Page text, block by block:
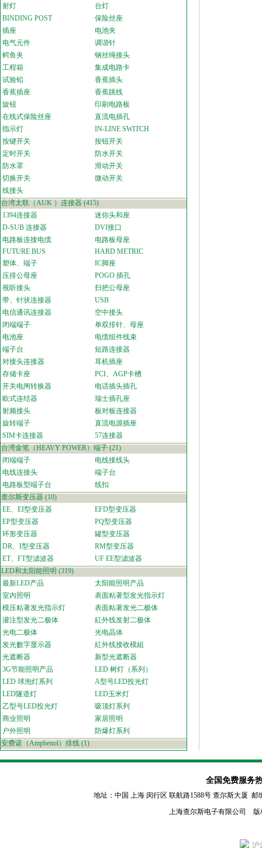
射灯
台灯
BINDING POST
保险丝座
插座
电池夹
电气元件
调谐针
鳄鱼夹
钢丝绳接头
工程箱
集成电路卡
试验铅
香蕉插头
香蕉插座
香蕉跳线
旋钮
印刷电路板
在线式保险丝座
直流电插孔
指示灯
IN-LINE SWITCH
按键开关
按钮开关
定时开关
防水开关
防水罩
滑动开关
切换开关
微动开关
线接头
台湾太联（AUK ）连接器 (415)
1394连接器
迷你头和座
D-SUB 连接器
DVI接口
电路板连接电缆
电路板母座
FUTURE BUS
HARD METRIC
塑体、端子
IC脚座
压排公母座
POGO 插孔
视听接头
扫把公母座
带、针状连接器
USB
电信通讯连接器
空中接头
闭端端子
单双排针、母座
电池座
电缆组件线束
端子台
短路连接器
对接头连接器
耳机插座
存储卡座
PCI、AGP卡槽
开关电闸转换器
电话插头插孔
欧式连结器
瑞士插孔座
射频接头
板对板连接器
旋转端子
直流电源插座
SIM卡连接器
57连接器
台湾金笔（HEAVY POWER）端子 (21)
闭端端子
电线接线头
电线连接头
端子台
电路板型端子台
线扣
查尔斯变压器 (10)
EE、EI型变压器
EFD型变压器
EP型变压器
PQ型变压器
环形变压器
罐型变压器
DR、I型变压器
RM型变压器
ET、FT型滤波器
UF EE型滤波器
LED和太阳能照明 (319)
最新LED产品
太阳能照明产品
室内照明
表面粘著型发光指示灯
模压粘著发光指示灯
表面粘著发光二极体
灌注型发光二极体
紅外线发射二极体
光电二极体
光电晶体
发光數字显示器
紅外线接收模組
光遮断器
新型光遮断器
3G节能照明产品
LED 树灯（系列）
LED 球泡灯系列
A型号LED投光灯
LED隧道灯
LED玉米灯
乙型号LED投光灯
吸顶灯系列
商业照明
家居照明
户外照明
防爆灯系列
安费诺（Amphenol）排线 (1)
全国免费服务
地址：中国 上海 闵行区 联航路1588号 查尔斯大厦 邮
上海查尔斯电子有限公司
沪